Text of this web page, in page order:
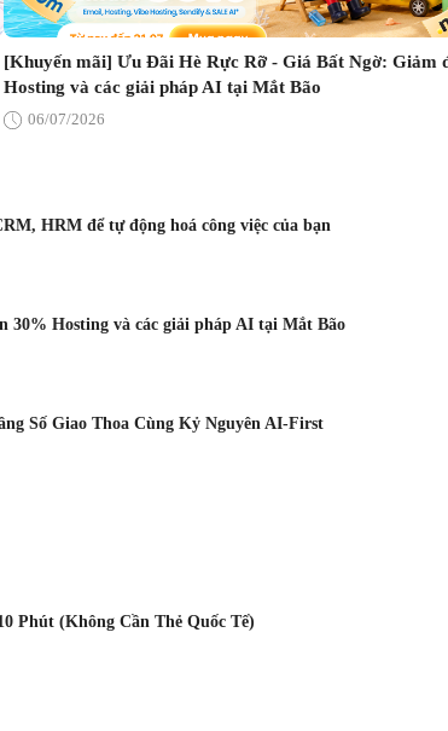
[Khuyến mãi] Ưu Đãi Hè Rực Rỡ - Giá Bất Ngờ: Giảm
Hosting và các giải pháp AI tại Mắt Bão
06/07/2026
HRM để tự động hoá công việc của bạn
Hosting và các giải pháp AI tại Mắt Bão
Số Giao Thoa Cùng Kỷ Nguyên AI-First
Phút (Không Cần Thẻ Quốc Tế)